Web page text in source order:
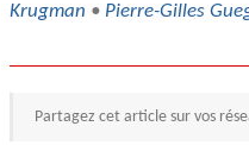
Krugman • Pierre-Gilles
Partagez cet article sur vos